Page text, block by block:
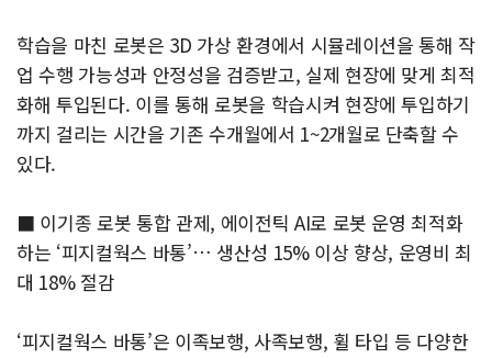
학습을 마친 로봇은 3D 가상 환경에서 시뮬레이션을 통해 작
업 수행 가능성과 안정성을 검증받고, 실제 현장에 맞게 최적
화해 투입된다. 이를 통해 로봇을 학습시켜 현장에 투입하기
까지 걸리는 시간을 기존 수개월에서 1~2개월로 단축할 수
있다.
■ 이기종 로봇 통합 관제, 에이전틱 AI로 로봇 운영 최적화
하는 ‘피지컬웍스 바통’… 생산성 15% 이상 향상, 운영비 최
대 18% 절감
‘피지컬웍스 바통’은 이족보행, 사족보행, 휠 타입 등 다양한